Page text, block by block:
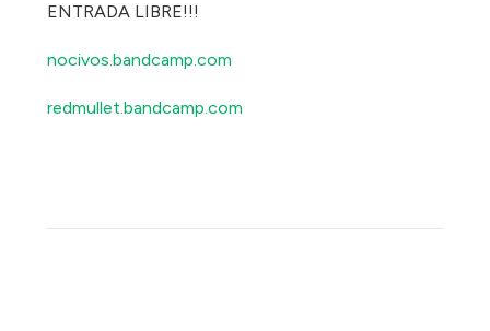
ENTRADA LIBRE!!!
nocivos.bandcamp.com
redmullet.bandcamp.com